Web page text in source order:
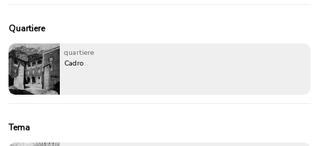
Quartiere
quartiere
Cadro
Tema